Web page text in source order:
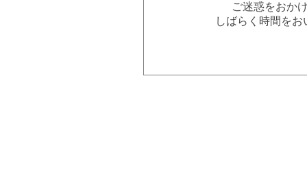
ご迷惑をおか
しばらく時間を